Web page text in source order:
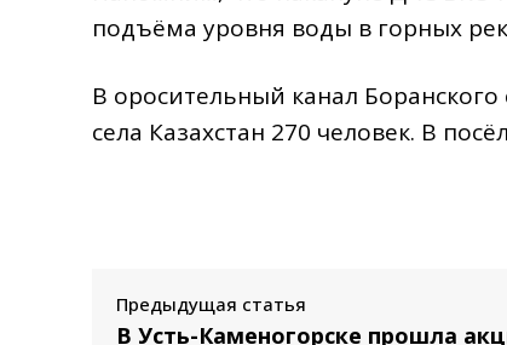
подъёма уровня воды в горных
В оросительный канал Боранского
села Казахстан 270 человек. В
Предыдущая статья
В Усть-Каменогорске прошла